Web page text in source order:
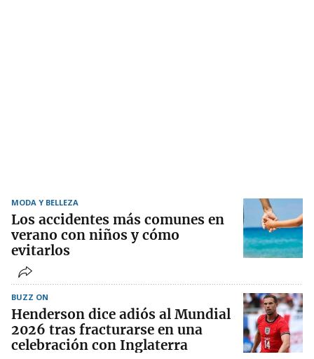
MODA Y BELLEZA
Los accidentes más comunes en
verano con niños y cómo
evitarlos
BUZZ ON
Henderson dice adiós al Mundial
2026 tras fracturarse en una
celebración con Inglaterra